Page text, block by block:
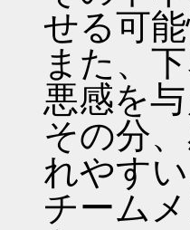
せる可
また、
悪感を
その分
れやすい
チーム